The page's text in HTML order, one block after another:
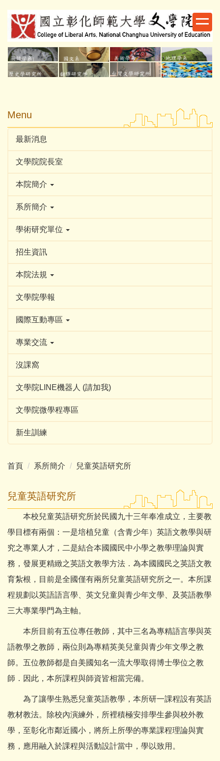
到
主
要
內
容
區
Menu
最新消息
文學院院長室
本院簡介
系所簡介
學術研究單位
招生資訊
本院法規
文學院學報
國際互動專區
專業交流
沒課窩
文學院LINE機器人 (請加我)
文學院微學程專區
新生訓練
首頁 系所簡介 兒童英語研究所
兒童英語研究所
本校兒童英語研究所於民國九十三年奉准成立，主要教
學目標有兩個：一是培植兒童（含青少年）英語文教學與研
究之專業人才，二是結合本國國民中小學之教學理論與實
務，發展更精緻之英語文教學方法．為本國國民之英語文教
育紮根，目前是全國僅有兩所兒童英語研究所之一。本所課
程規劃以英語語言學、英文兒童與青少年文學、及英語教學
三大專業學門為主軸。
本所目前有五位專任教師，其中三名為專精語言學與英
語教學之教師，兩位則為專精英美兒童與青少年文學之教
師。五位教師都是自美國知名一流大學取得博士學位之教
師．因此，本所課程與師資皆相當完備。
為了讓學生熟悉兒童英語教學，本所研一課程設有英語
教材教法。除校內演練外，所裡積極安排學生參與校外教
學，至彰化市鄰近國小，將所上所學的專業課程理論與實
務，應用融入於課程與活動設計當中，學以致用。